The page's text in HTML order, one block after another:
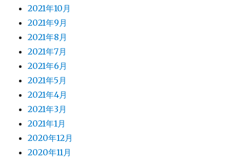
2021年10月
2021年9月
2021年8月
2021年7月
2021年6月
2021年5月
2021年4月
2021年3月
2021年1月
2020年12月
2020年11月